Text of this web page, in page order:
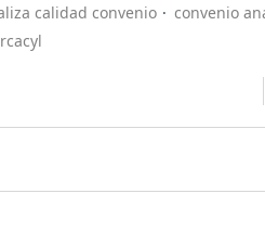
calidad convenio
convenio